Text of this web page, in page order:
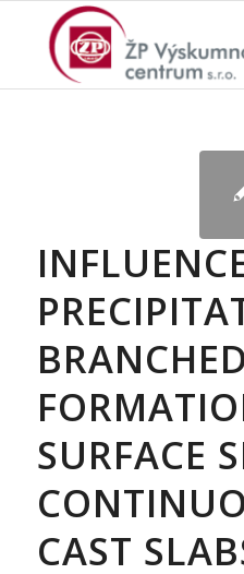
SURFACE
CAST